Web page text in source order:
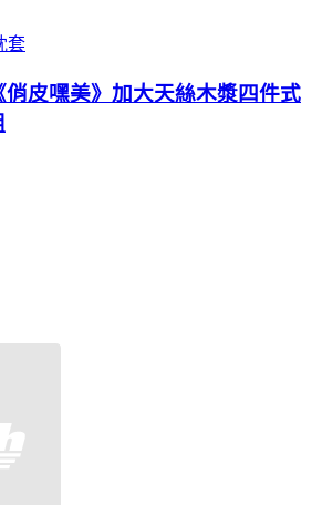
套
俏皮嘿美》加大天絲木漿四件式